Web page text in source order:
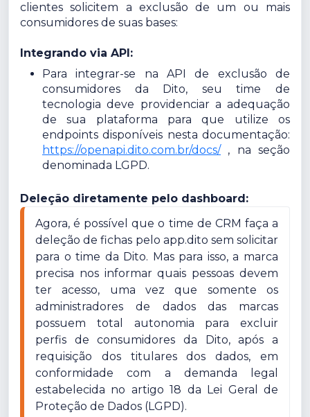
clientes solicitem a exclusão de um ou mais
consumidores de suas bases:
Integrando via API:
Para integrar-se na API de exclusão de
consumidores da Dito, seu time de
tecnologia deve providenciar a adequação
de sua plataforma para que utilize os
endpoints disponíveis nesta documentação:
https://openapi.dito.com.br/docs/, na seção
denominada LGPD.
Deleção diretamente pelo dashboard:
Agora, é possível que o time de CRM faça a
deleção de fichas pelo app.dito sem solicitar
para o time da Dito. Mas para isso, a marca
precisa nos informar quais pessoas devem
ter acesso, uma vez que somente os
administradores de dados das marcas
possuem total autonomia para excluir
perfis de consumidores da Dito, após a
requisição dos titulares dos dados, em
conformidade com a demanda legal
estabelecida no artigo 18 da Lei Geral de
Proteção de Dados (LGPD).